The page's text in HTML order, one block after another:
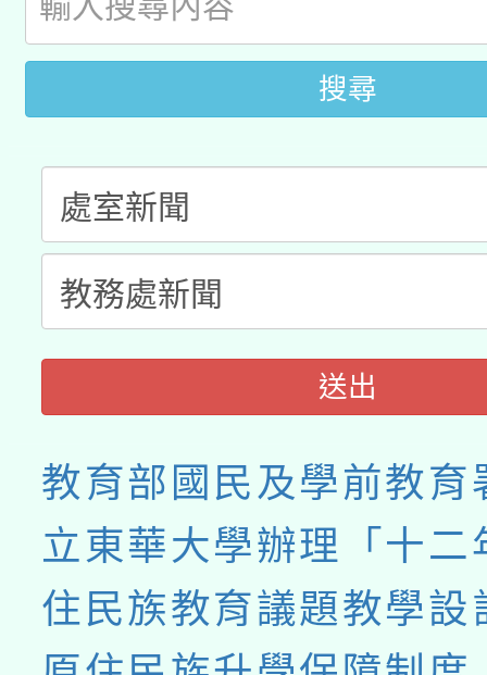
動」
搜尋
送出
教育部國民及學前教育
立東華大學辦理「十二
住民族教育議題教學設